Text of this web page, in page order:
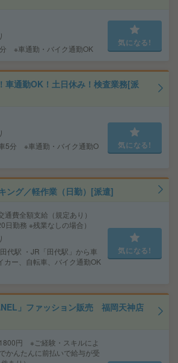
※車通勤・バイク通勤OK
気になる!
車通勤OK！土日休み！検査業務[派
5分 ※車通勤・バイク通勤O
気になる!
ング／軽作業（日勤）[派遣]
通費全額支給（規定あり）
日勤務 ※残業なしの場合）
代駅 ・JR「田代駅」から車
カー、自転車、バイク通勤OK
気になる!
」ファッション販売 福岡天神店
円 ※ご経験・スキルによ
かんたんに前払いで給与が受